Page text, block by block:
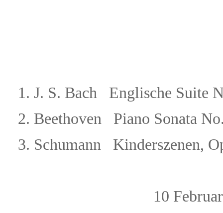
1. J. S. Bach Englische Suite
2. Beethoven Piano Sonata
3. Schumann Kinderszenen,
10 February,